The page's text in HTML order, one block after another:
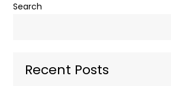
Search
Recent Posts